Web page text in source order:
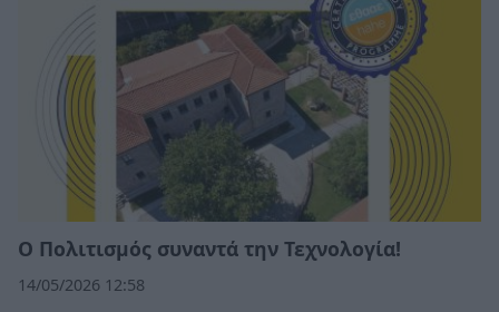
Ο Πολιτισμός συναντά την Τεχνολογία!
14/05/2026 12:58